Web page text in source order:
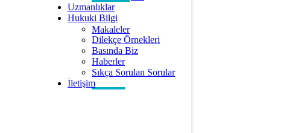
Uzmanlıklar
Hukuki Bilgi
Makaleler
Dilekçe Örnekleri
Basında Biz
Haberler
Sıkça Sorulan Sorular
İletişim